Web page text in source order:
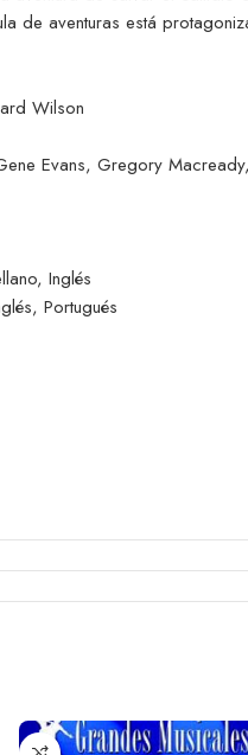
de aventuras está
Wilson
Evans, Gregory
Inglés
Portugués